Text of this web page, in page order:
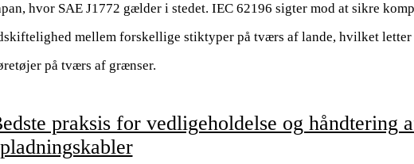
hvor SAE J1772 gælder i stedet. IEC 62196 sigter mod at sikre
mellem forskellige stiktyper på tværs af lande, hvilket letter
på tværs af grænser.
praksis for vedligeholdelse og håndtering